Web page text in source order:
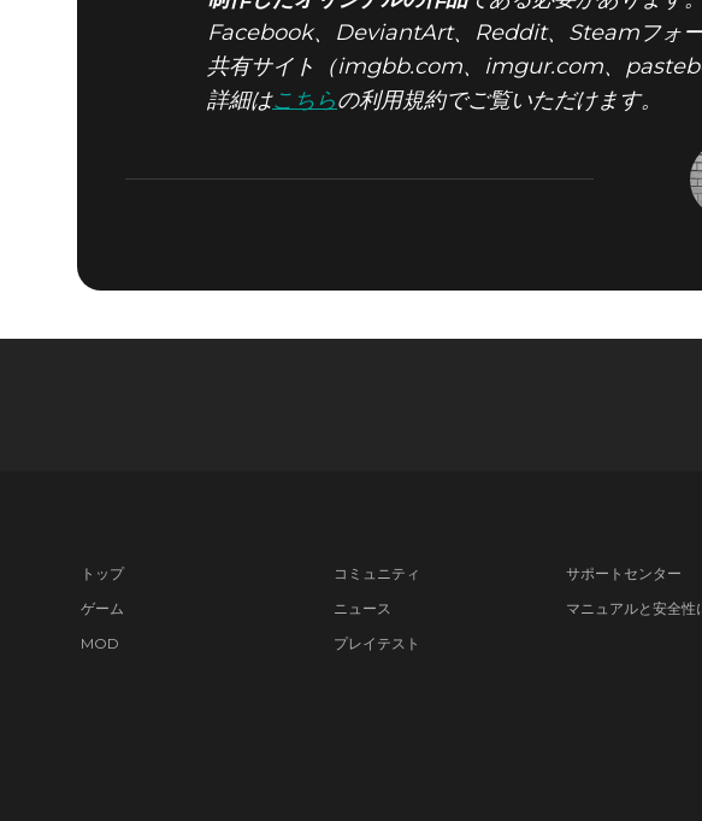
Facebook、DeviantArt、Reddit、Steamフォー
共有サイト（imgbb.com、imgur.com、
詳細はこちらの利用規約でご覧いただけます。
トップ
ゲーム
MOD
コミュニティ
ニュース
プレイテスト
サポートセンター
マニュアルと安全性